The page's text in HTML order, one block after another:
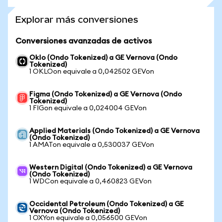
Explorar más conversiones
Conversiones avanzadas de activos
Oklo (Ondo Tokenized) a GE Vernova (Ondo
Tokenized)
1 OKLOon equivale a 0,042502 GEVon
Figma (Ondo Tokenized) a GE Vernova (Ondo
Tokenized)
1 FIGon equivale a 0,024004 GEVon
Applied Materials (Ondo Tokenized) a GE Vernova
(Ondo Tokenized)
1 AMATon equivale a 0,530037 GEVon
Western Digital (Ondo Tokenized) a GE Vernova
(Ondo Tokenized)
1 WDCon equivale a 0,460823 GEVon
Occidental Petroleum (Ondo Tokenized) a GE
Vernova (Ondo Tokenized)
1 OXYon equivale a 0,056500 GEVon